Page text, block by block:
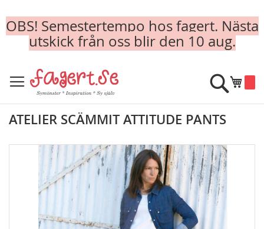
OBS! Semestertempo hos fagert. Nästa
utskick från oss blir den 10 aug.
to
Content
Min
Sök
ATELIER SCÄMMIT ATTITUDE PANTS